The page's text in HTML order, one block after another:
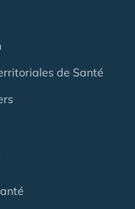
de Santé